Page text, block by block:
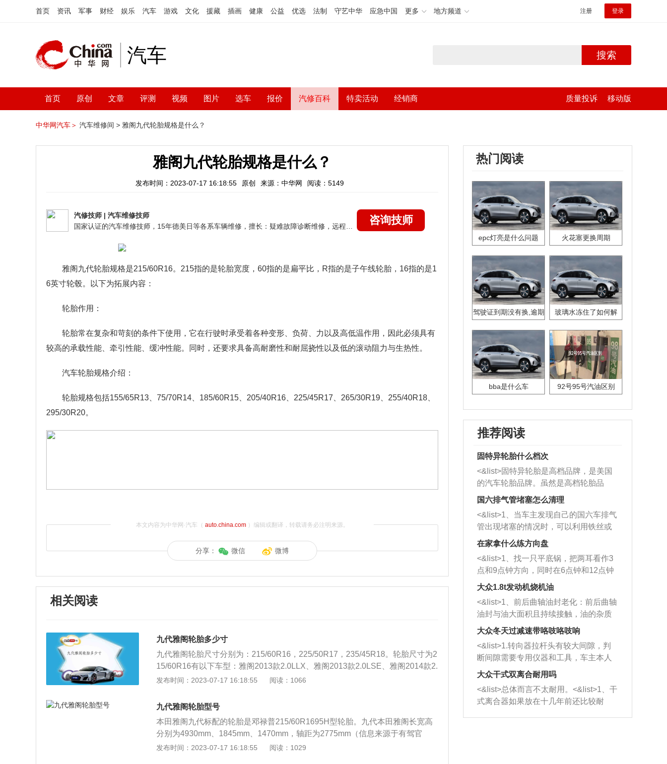
首页 资讯 军事 财经 娱乐 汽车 游戏 文化 援藏 插画 健康 公益 优选 法制 守艺中华 应急中国 更多 地方频道 注册 登录
汽车 搜索
首页 原创 文章 评测 视频 图片 选车 报价 汽修百科 特卖活动 经销商 质量投诉 移动版
中华网汽车＞ 汽车维修间 > 雅阁九代轮胎规格是什么？
雅阁九代轮胎规格是什么？
发布时间：2023-07-17 16:18:55 原创 来源：中华网 阅读：5149
汽修技师 | 汽车维修技师
咨询技师
雅阁九代轮胎规格是215/60R16。215指的是轮胎宽度，60指的是扁平比，R指的是子午线轮胎，16指的是1
6英寸轮毂。以下为拓展内容：
轮胎作用：
轮胎常在复杂和苛刻的条件下使用，它在行驶时承受着各种变形、负荷、力以及高低温作用，因此必须具有
较高的承载性能、牵引性能、缓冲性能。同时，还要求具备高耐磨性和耐屈挠性以及低的滚动阻力与生热性。
汽车轮胎规格介绍：
轮胎规格包括155/65R13、75/70R14、185/60R15、205/40R16、225/45R17、265/30R19、255/40R18、
295/30R20。
本文内容为中华网·汽车（ auto.china.com）编辑或翻译，转载请务必注明来源。
分享： 微信 微博
相关阅读
九代雅阁轮胎多少寸
九代雅阁轮胎尺寸分别为：215/60R16，225/50R17，235/45R18。轮胎尺寸为2
15/60R16有以下车型：雅阁2013款2.0LLX、雅阁2013款2.0LSE、雅阁2014款2.
0LLX舒适版、雅阁2014款2.0LEX豪华版、雅阁2014款2.0LEXN豪华导航版、雅
版、雅阁2015款2.0LEXN豪华导航版、雅阁2016款2.0L舒享版、雅阁2016款2.0
L舒适版、雅阁2016款2.0L精英版、雅阁2016款2.0L豪华版。轮胎尺寸为225/50
R17有以下车型：雅阁2013款2.0LPE、雅阁2013款2.4LLX、雅阁2013款2.4LS
E、雅阁2013款2.4LPE、雅阁2014款2.4LLX舒适版、雅阁2014款2.4LEX豪华
版、雅阁2014款2.4LEXN豪华导航版、雅阁2015款2.4LLX舒适版、雅阁2015款
发布时间：2023-07-17 16:18:55 阅读：1066
九代雅阁轮胎型号
本田雅阁九代标配的轮胎是邓禄普215/60R1695H型轮胎。九代本田雅阁长宽高
分别为4930mm、1845mm、1470mm，轴距为2775mm（信息来源于有驾官
网）。第九代本田雅阁搭载2.0L自然吸气发动机和2.4L自然吸气发动机。这两款
发布时间：2023-07-17 16:18:55 阅读：1029
热门阅读
epc灯亮是什么问题 火花塞更换周期
驾驶证到期没有换,逾期
玻璃水冻住了如何解
bba是什么车 92号95号汽油区别
推荐阅读
固特异轮胎什么档次
<&list>固特异轮胎是高档品牌，是美国
的汽车轮胎品牌。虽然是高档轮胎品
牌，但是中高低端的轮胎都有生产，这
也是为了更好的开拓市场。
国六排气管堵塞怎么清理
<&list>1、当车主发现自己的国六车排气
管出现堵塞的情况时，可以利用铁丝或
者是细棍，直接将杂物给取出来，如果
堵塞情况比较严重，也可以采取应急措
施。 <&list>2、直接利用木棍将所有的
杂物推到排气管里面的位置处，然后将
三元催化器拆解开，就可以将堵塞的东
西取出来。但如果是因为积碳过多引起
的堵塞，就需要将三元催化器泡在草酸
洗剂对堵塞的情况得到解决，将清洗剂
放在燃油箱中，与燃油混合后，车辆启
动时，就可以和汽油一起进入到燃烧
室，最后形成废气排出，就可以让三元
催化器得到清洗，排气管堵塞的情况就
能够得到解决。
在家拿什么练方向盘
<&list>1、找一只平底锅，把两耳看作3
点和9点钟方向，同时在6点钟和12点钟
方向做一个标记。 <&list>2、双手握住
一圈半的练习，往右同样也要打相同的
圈数。 <&list>3、最后强调要反复练
习，这样就可以形成肌肉记忆，在真实
驾驶车辆时，不需要记忆也能打好方
向。
大众1.8t发动机烧机油
<&list>1、前后曲轴油封老化：前后曲轴
油封与油大面积且持续接触，油的杂质
和发动机内持续温度变化使其密封效果
逐渐减弱，导致渗油或漏油。<&list>2、
活塞间隙过大：积碳会使活塞环与缸体
的间隙扩大，导致机油流入燃烧室中，
造成烧机油。<&list>3、机油粘度。使用
机油粘度过小的话，同样会有烧机油现
象，机油粘度过小具有很好的流动性，
大众冬天过减速带咯吱咯吱响
<&list>1.转向器拉杆头有较大间隙，判
断间隙需要专用仪器和工具，车主本人
无法制作，需要将车辆送到修理厂或4s
店；<&list>2.车辆半轴套管防尘罩破
裂，破裂后会出现漏油现象，使半轴磨
损严重，磨损的半轴容易损坏，产生异
响；<&list>3.稳定器的转向胶套和球头
大众干式双离合耐用吗
<&list>总体而言不太耐用。<&list>1、干
式离合器如果放在十几年前还比较耐